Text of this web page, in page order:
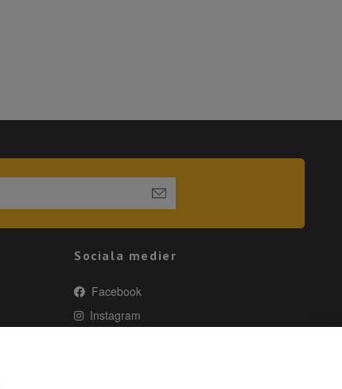
Sociala medier
Facebook
Instagram